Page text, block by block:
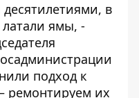
в
ямы, -
подход к
ремонтируем их